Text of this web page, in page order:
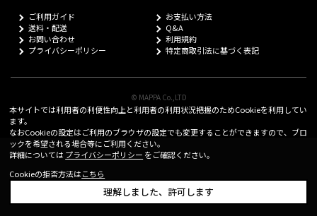
ご利用ガイド
お支払い方法
送料・配送
Q&A
お問い合わせ
利用規約
プライバシーポリシー
特定商取引法に基づく表記
© MAPPA Co.,LTD
本サイトでは利用者の利便性向上と利用者の利用状況把握のためCookieを利用してい
ます。
なおCookieの設定はご利用のブラウザの設定でも変更することができますので、ブロ
ックを希望される場合等にご利用ください。
詳細については プライバシーポリシー をご確認ください。
Cookieの拒否方法はこちら
理解しました、許可します